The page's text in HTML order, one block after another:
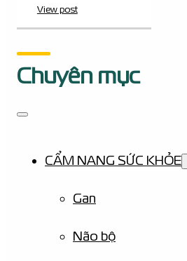
View post
Chuyên mục
CẨM NANG SỨC KHỎE
Gan
Não bộ